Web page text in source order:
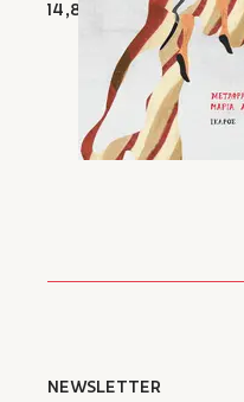
14,85 €
NEWSLETTER